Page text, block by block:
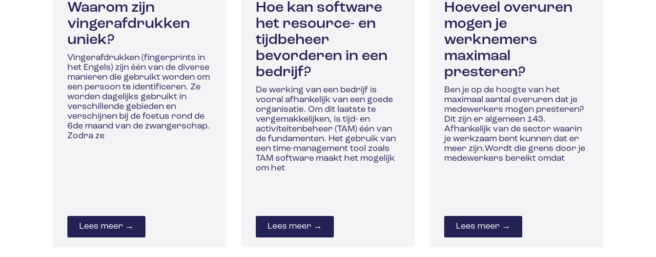
Waarom zijn
vingerafdrukken
uniek?
Vingerafdrukken (fingerprints in
het Engels) zijn één van de diverse
manieren die gebruikt worden om
een persoon te identificeren. Ze
worden dagelijks gebruikt in
verschillende gebieden en
verschijnen bij de foetus rond de
6de maand van de zwangerschap.
Zodra ze
Lees meer →
Hoe kan software
het resource- en
tijdbeheer
bevorderen in een
bedrijf?
De werking van een bedrijf is
vooral afhankelijk van een goede
organisatie. Om dit laatste te
vergemakkelijken, is tijd- en
activiteitenbeheer (TAM) één van
de fundamenten. Het gebruik van
een time-management tool zoals
TAM software maakt het mogelijk
om het
Lees meer →
Hoeveel overuren
mogen je
werknemers
maximaal
presteren?
Ben je op de hoogte van het
maximaal aantal overuren dat je
medewerkers mogen presteren?
Dit zijn er algemeen 143.
Afhankelijk van de sector waarin
je werkzaam bent kunnen dat er
meer zijn.Wordt die grens door je
medewerkers bereikt omdat
Lees meer →